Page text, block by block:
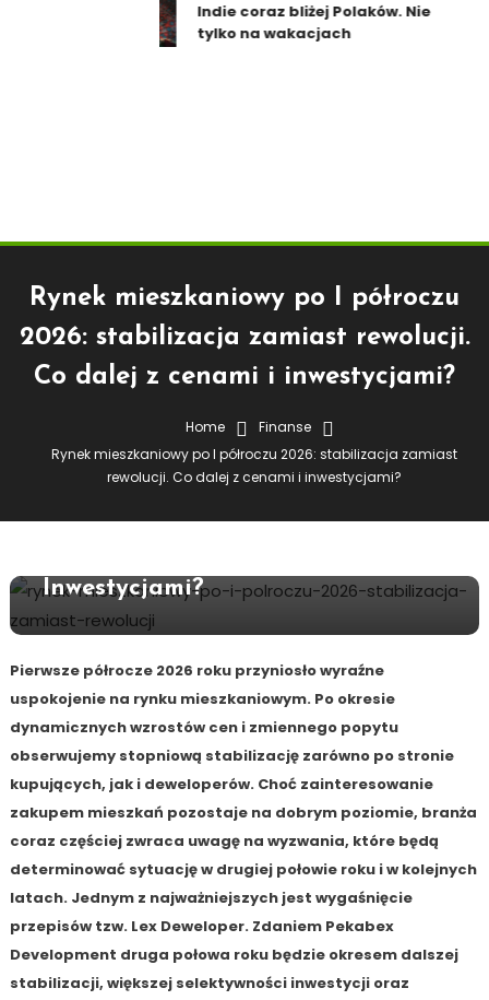
Indie coraz bliżej Polaków. Nie
tylko na wakacjach
Rynek mieszkaniowy po I półroczu
2026: stabilizacja zamiast rewolucji.
Co dalej z cenami i inwestycjami?
Home
Finanse
Rynek mieszkaniowy po I półroczu 2026: stabilizacja zamiast
rewolucji. Co dalej z cenami i inwestycjami?
Gospodarka
6 lipca 2026 redakcja serwisu
2026: Stabilizacja Zamiast
Inwestycjami?
Pierwsze półrocze 2026 roku przyniosło wyraźne
uspokojenie na rynku mieszkaniowym. Po okresie
dynamicznych wzrostów cen i zmiennego popytu
obserwujemy stopniową stabilizację zarówno po stronie
kupujących, jak i deweloperów. Choć zainteresowanie
zakupem mieszkań pozostaje na dobrym poziomie, branża
coraz częściej zwraca uwagę na wyzwania, które będą
determinować sytuację w drugiej połowie roku i w kolejnych
latach. Jednym z najważniejszych jest wygaśnięcie
przepisów tzw. Lex Deweloper. Zdaniem Pekabex
Development druga połowa roku będzie okresem dalszej
stabilizacji, większej selektywności inwestycji oraz